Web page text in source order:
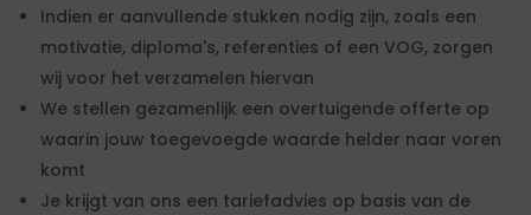
Indien er aanvullende stukken nodig zijn, zoals een
motivatie, diploma's, referenties of een VOG, zorgen
wij voor het verzamelen hiervan
We stellen gezamenlijk een overtuigende offerte op
waarin jouw toegevoegde waarde helder naar voren
komt
Je krijgt van ons een tariefadvies op basis van de